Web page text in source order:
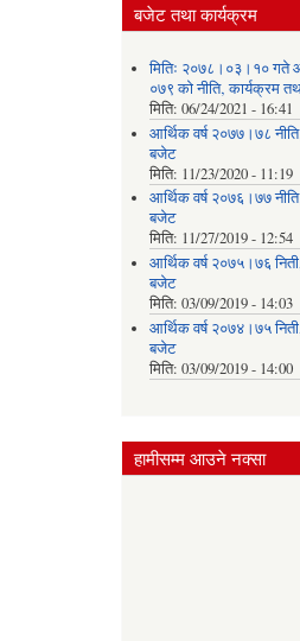
बजेट तथा कार्यक्रम
मितिः २०७८।०३।१० गते
०७९ को नीति‚ कार्यक्रम
मिति: 06/24/2021 - 16:41
आर्थिक वर्ष २०७७।७८
बजेट
मिति: 11/23/2020 - 11:19
आर्थिक वर्ष २०७६।७७
बजेट
मिति: 11/27/2019 - 12:54
आर्थिक वर्ष २०७५।७६
बजेट
मिति: 03/09/2019 - 14:03
आर्थिक वर्ष २०७४।७५
बजेट
मिति: 03/09/2019 - 14:00
हामीसम्म आउने नक्सा